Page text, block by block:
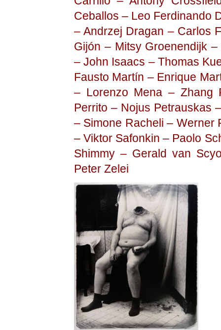
Ceballos – Leo Ferdinando
– Andrzej Dragan – Carlos
Gijón – Mitsy Groenendijk
– John Isaacs – Thomas
Fausto Martín – Enrique
– Lorenzo Mena – Zhang
Perrito – Nojus Petrauskas
– Simone Racheli – Werner
– Viktor Safonkin – Paolo
Shimmy – Gerald van
Peter Zelei